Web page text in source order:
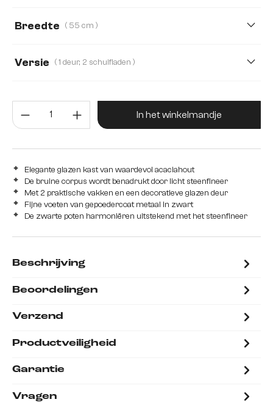
Breedte ( 55 cm )
Versie ( 1 deur, 2 schuifladen )
Producthoeveelheid: Voer de
In het winkelmandje
Elegante glazen kast van waardevol acaciahout
De bruine corpus wordt benadrukt door licht steenfineer
Met 2 praktische vakken en een decoratieve glazen deur
Fijne voeten van gepoedercoat metaal in zwart
De zwarte poten harmoniëren uitstekend met het steenfineer
Beschrijving
Beoordelingen
Verzend
Productveiligheid
Garantie
Vragen